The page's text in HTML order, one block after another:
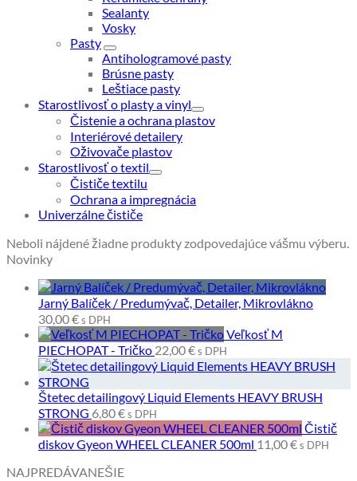
Sealanty
Vosky
Pasty
Antihologramové pasty
Brúsne pasty
Leštiace pasty
Starostlivosť o plasty a vinyl
Čistenie a ochrana plastov
Interiérové detailery
Oživovače plastov
Starostlivosť o textil
Čističe textilu
Ochrana a impregnácia
Univerzálne čističe
Neboli nájdené žiadne produkty zodpovedajúce vášmu výberu.
Novinky
Jarný Balíček / Predumývač, Detailer, Mikrovlákno
30,00€s DPH
Veľkosť M
PIECHOPAT - Tričko 22,00€s DPH
Štetec detailingový Liquid Elements HEAVY BRUSH
STRONG 6,80€s DPH
Čistič
diskov Gyeon WHEEL CLEANER 500ml 11,00€s DPH
NAJPREDÁVANEŠIE